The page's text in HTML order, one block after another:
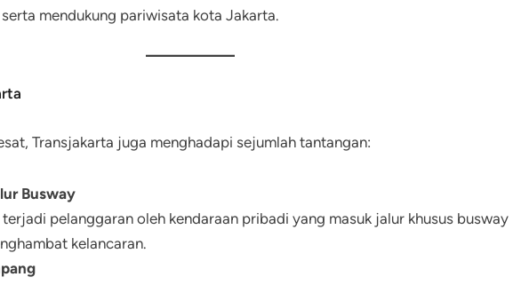
mendukung pariwisata kota Jakarta.
Transjakarta juga menghadapi sejumlah tantangan:
Busway
pelanggaran oleh kendaraan pribadi yang masuk jalur khusus busway
kelancaran.